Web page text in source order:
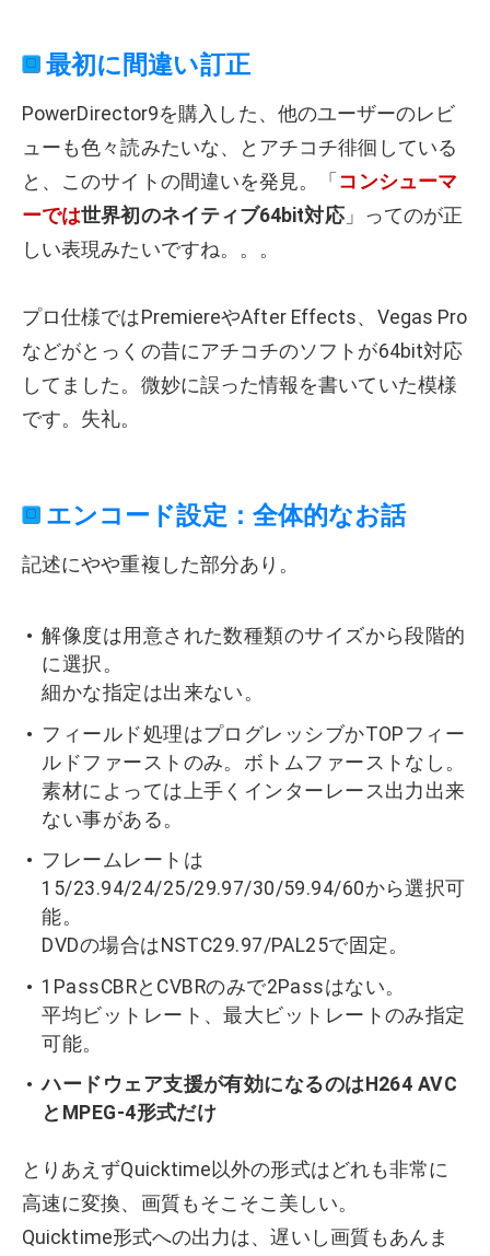
最初に間違い訂正
PowerDirector9を購入した、他のユーザーのレビ
ューも色々読みたいな、とアチコチ徘徊している
と、このサイトの間違いを発見。「 コンシューマ
ーでは世界初のネイティブ64bit対応」ってのが正
しい表現みたいですね。。。
プロ仕様ではPremiereやAfter Effects、Vegas Pro
などがとっくの昔にアチコチのソフトが64bit対応
してました。微妙に誤った情報を書いていた模様
です。失礼。
エンコード設定：全体的なお話
記述にやや重複した部分あり。
解像度は用意された数種類のサイズから段階的
に選択。
細かな指定は出来ない。
フィールド処理はプログレッシブかTOPフィー
ルドファーストのみ。ボトムファーストなし。
素材によっては上手くインターレース出力出来
ない事がある。
フレームレートは
15/23.94/24/25/29.97/30/59.94/60から選択可
能。
DVDの場合はNSTC29.97/PAL25で固定。
1PassCBRとCVBRのみで2Passはない。
平均ビットレート、最大ビットレートのみ指定
可能。
ハードウェア支援が有効になるのはH264 AVC
とMPEG-4形式だけ
とりあえずQuicktime以外の形式はどれも非常に
高速に変換、画質もそこそこ美しい。
Quicktime形式への出力は、遅いし画質もあんま